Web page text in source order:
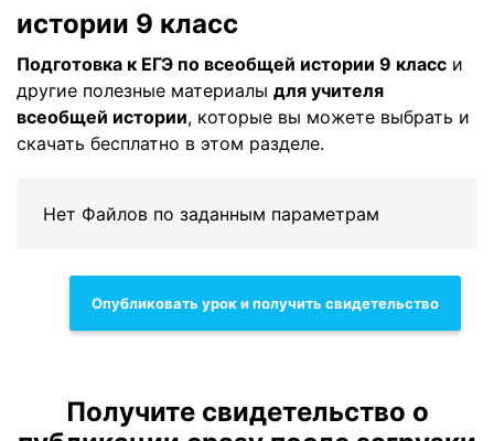
истории 9 класс
Подготовка к ЕГЭ по всеобщей истории 9 класс и
другие полезные материалы для учителя
всеобщей истории, которые вы можете выбрать и
скачать бесплатно в этом разделе.
Нет Файлов по заданным параметрам
Опубликовать урок и получить свидетельство
Получите свидетельство о